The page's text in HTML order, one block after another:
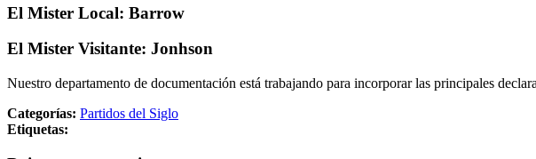
El Mister Local: Barrow
El Mister Visitante: Jonhson
Nuestro departamento de documentación está trabajando para incorporar las principales
Categorías: Partidos del Siglo
Etiquetas: